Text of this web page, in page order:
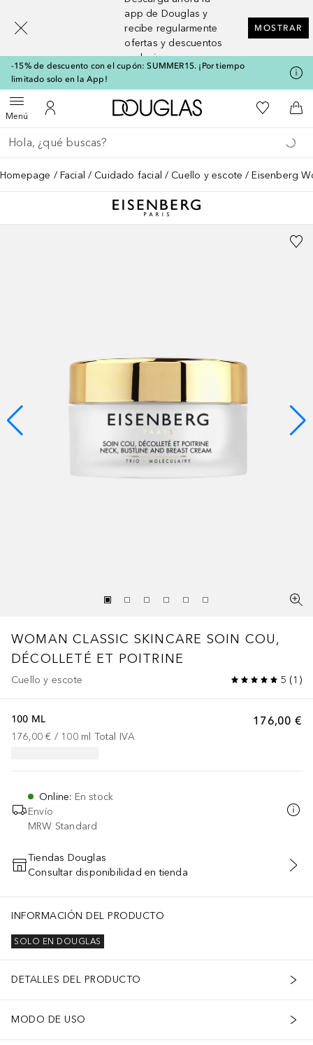
app de Douglas y
recibe regularmente
ofertas y descuentos
exclusivos
MOSTRAR
-15% de descuento con el cupón: SUMMER15. ¡Por tiempo
limitado solo en la App!
MenúAbrir menúMi cuenta
A Douglas HomeMi lista de
A
Regresar
Ejecutar búsqueda
Homepage Facial Cuidado facial Cuello y escote Eisenberg
WOMAN CLASSIC SKINCARE SOIN COU,
DÉCOLLETÉ ET POITRINE
Cuello y escote 5 (1 )
176,00 €
100 ML
176,00 € / 100 ml Total IVA
Online: En stock
Envío
MRW Standard
AÑADIR AL CARRITO
Tiendas Douglas
Consultar disponibilidad en tienda
INFORMACIÓN DEL PRODUCTO
SOLO EN DOUGLAS
DETALLES DEL PRODUCTO
MODO DE USO
[navigation.slideout.screenreader]